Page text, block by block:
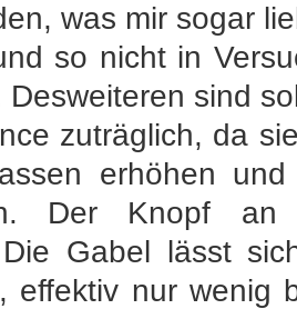
was mir sogar
so nicht in
Desweiteren sind
zuträglich, da
erhöhen
Der Knopf
Gabel lässt
effektiv nur wenig